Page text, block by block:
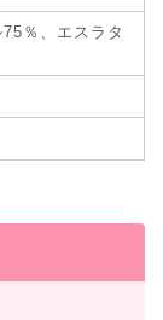
％、エスラタ